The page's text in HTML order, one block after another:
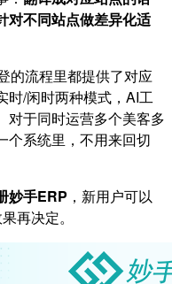
对不同站点做差异化适
的流程里都提供了对应
时/闲时两种模式，AI工
对于同时运营多个美客多
个系统里，不用来回切
妙手ERP ，新用户可以
再决定。